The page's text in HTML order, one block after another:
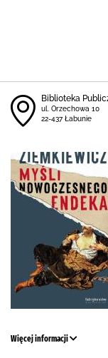
Biblioteka
ul. Orzechowa 10
22-437 Łabunie
Więcej informacji